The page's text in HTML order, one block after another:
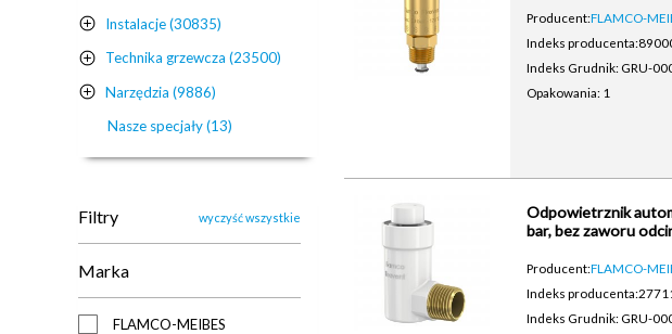
Instalacje (30835)
Technika grzewcza (23500)
Narzędzia (9886)
Nasze specjały (13)
Filtry wyczyść wszystkie
Marka
FLAMCO-MEIBES
Producent:FLAMCO-
Indeks producenta:
Indeks Grudnik: GRU-
Opakowania: 1
Odpowietrznik
bar, bez zaworu
Producent:FLAMCO-
Indeks producenta:
Indeks Grudnik: GRU-